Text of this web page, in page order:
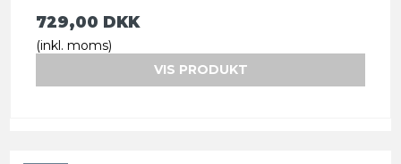
729,00 DKK
(inkl. moms)
VIS PRODUKT